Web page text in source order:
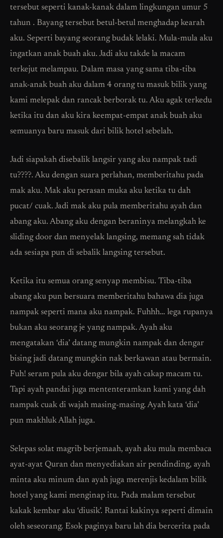
tersebut seperti kanak-kanak dalam lingkungan umur 5
tahun . Bayang tersebut betul-betul menghadap kearah
aku. Seperti bayang seorang budak lelaki. Mula-mula aku
ingatkan anak buah aku. Jadi aku takde la macam
terkejut melampau. Dalam masa yang sama tiba-tiba
anak-anak buah aku dalam 4 orang tu masuk bilik yang
kami melepak dan rancak berborak tu. Aku agak terkedu
ketika itu dan aku kira keempat-empat anak buah aku
semuanya baru masuk dari bilik hotel sebelah.
Jadi siapakah disebalik langsir yang aku nampak tadi
tu????. Aku dengan suara perlahan, memberitahu pada
mak aku. Mak aku perasan muka aku ketika tu dah
pucat/ cuak. Jadi mak aku pula memberitahu ayah dan
abang aku. Abang aku dengan beraninya melangkah ke
sliding door dan menyelak langsing, memang sah tidak
ada sesiapa pun di sebalik langsing tersebut.
Ketika itu semua orang senyap membisu. Tiba-tiba
abang aku pun bersuara memberitahu bahawa dia juga
nampak seperti mana aku nampak. Fuhhh… lega rupanya
bukan aku seorang je yang nampak. Ayah aku
mengatakan ‘dia’ datang mungkin nampak dan dengar
bising jadi datang mungkin nak berkawan atau bermain.
Fuh! seram pula aku dengar bila ayah cakap macam tu.
Tapi ayah pandai juga mententeramkan kami yang dah
nampak cuak di wajah masing-masing. Ayah kata ‘dia’
pun makhluk Allah juga.
Selepas solat magrib berjemaah, ayah aku mula membaca
ayat-ayat Quran dan menyediakan air pendinding, ayah
minta aku minum dan ayah juga merenjis kedalam bilik
hotel yang kami menginap itu. Pada malam tersebut
kakak kembar aku ‘diusik’. Rantai kakinya seperti dimain
oleh seseorang. Esok paginya baru lah dia bercerita pada